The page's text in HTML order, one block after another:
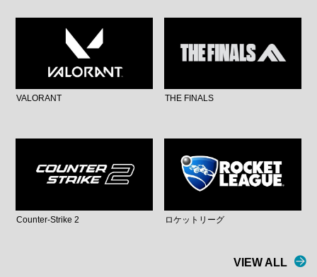
VALORANT THE FINALS
Counter-Strike 2 ロケットリーグ
VIEW ALL